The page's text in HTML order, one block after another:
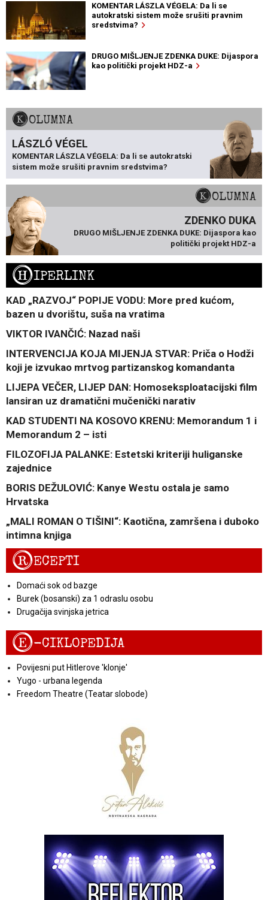
KOMENTAR LÁSZLA VÉGELA: Da li se
autokratski sistem može srušiti pravnim
sredstvima?
DRUGO MIŠLJENJE ZDENKA DUKE: Dijaspora
kao politički projekt HDZ-a
KOLUMNA
LÁSZLÓ VÉGEL
KOMENTAR LÁSZLA VÉGELA: Da li se autokratski
sistem može srušiti pravnim sredstvima?
KOLUMNA
ZDENKO DUKA
DRUGO MIŠLJENJE ZDENKA DUKE: Dijaspora kao
politički projekt HDZ-a
HIPERLINK
KAD „RAZVOJ“ POPIJE VODU: More pred kućom,
bazen u dvorištu, suša na vratima
VIKTOR IVANČIĆ: Nazad naši
INTERVENCIJA KOJA MIJENJA STVAR: Priča o Hodži
koji je izvukao mrtvog partizanskog komandanta
LIJEPA VEČER, LIJEP DAN: Homoseksploatacijski film
lansiran uz dramatični mučenički narativ
KAD STUDENTI NA KOSOVO KRENU: Memorandum 1 i
Memorandum 2 – isti
FILOZOFIJA PALANKE: Estetski kriteriji huliganske
zajednice
BORIS DEŽULOVIĆ: Kanye Westu ostala je samo
Hrvatska
„MALI ROMAN O TIŠINI“: Kaotična, zamršena i duboko
intimna knjiga
RECEPTI
Domaći sok od bazge
Burek (bosanski) za 1 odraslu osobu
Drugačija svinjska jetrica
E-CIKLOPEDIJA
Povijesni put Hitlerove 'klonje'
Yugo - urbana legenda
Freedom Theatre (Teatar slobode)